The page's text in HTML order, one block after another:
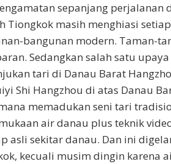
sepanjang perjalanan
Tiongkok masih menghiasi
bangunan modern. Taman-
Sedangkan salah satu
tari di Danau Barat
Shi Hangzhou di atas Danau
memadukan seni tari
air danau plus teknik
asli sekitar danau. Dan ini
kecuali musim dingin karena